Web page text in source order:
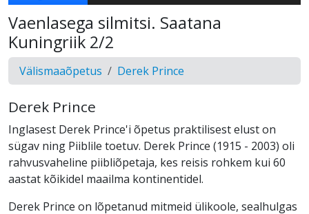
Vaenlasega silmitsi. Saatana
Kuningriik 2/2
Välismaaõpetus Derek Prince
Derek Prince
Inglasest Derek Prince'i õpetus praktilisest elust on
sügav ning Piiblile toetuv. Derek Prince (1915 - 2003) oli
rahvusvaheline piibliõpetaja, kes reisis rohkem kui 60
aastat kõikidel maailma kontinentidel.
Derek Prince on lõpetanud mitmeid ülikoole, sealhulgas